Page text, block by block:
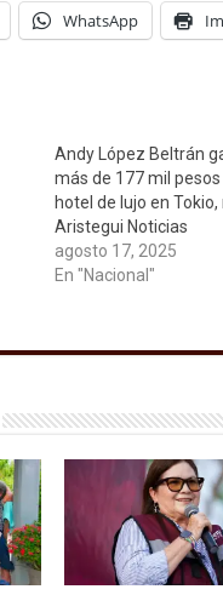
WhatsApp
Andy López Beltrán
más de 177 mil pesos
hotel de lujo en Tokio,
Aristegui Noticias
agosto 17, 2025
En "Nacional"